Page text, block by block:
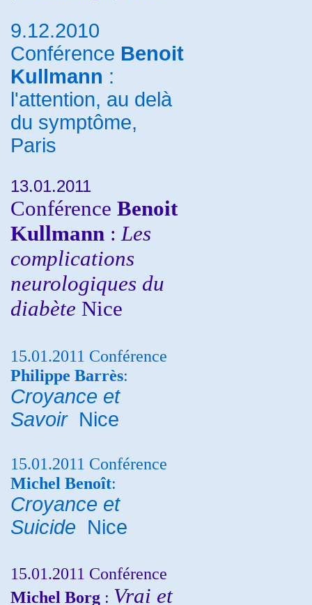
9.12.2010
Conférence Benoit
Kullmann :
l'attention, au delà
du symptôme,
Paris
13.01.2011
Conférence Benoit
Kullmann : Les
complications
neurologiques du
diabète Nice
15.01.2011 Conférence
Philippe Barrès:
Croyance et
Savoir Nice
15.01.2011 Conférence
Michel Benoît:
Croyance et
Suicide Nice
15.01.2011 Conférence
Michel Borg : Vrai et